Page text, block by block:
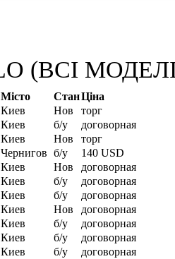
(ВСІ МОДЕЛІ)
Місто СтанЦіна
Киев Нов
торг
Киев б/у
договорная
Киев Нов
торг
Чернигов б/у
140 USD
Киев Нов
договорная
Киев б/у
договорная
Киев б/у
договорная
Киев Нов
договорная
Киев б/у
договорная
Киев б/у
договорная
Киев б/у
договорная